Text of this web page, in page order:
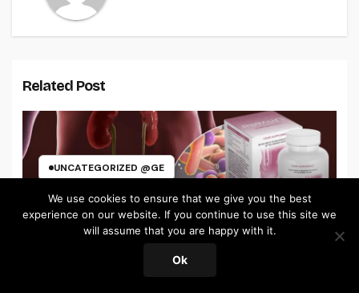
Related Post
UNCATEGORIZED @GE
Urivelle კაფსულები
ცისტიტისთვის – ფასი და
მიმოხილვები
We use cookies to ensure that we give you the best
experience on our website. If you continue to use this site we
will assume that you are happy with it.
Ok